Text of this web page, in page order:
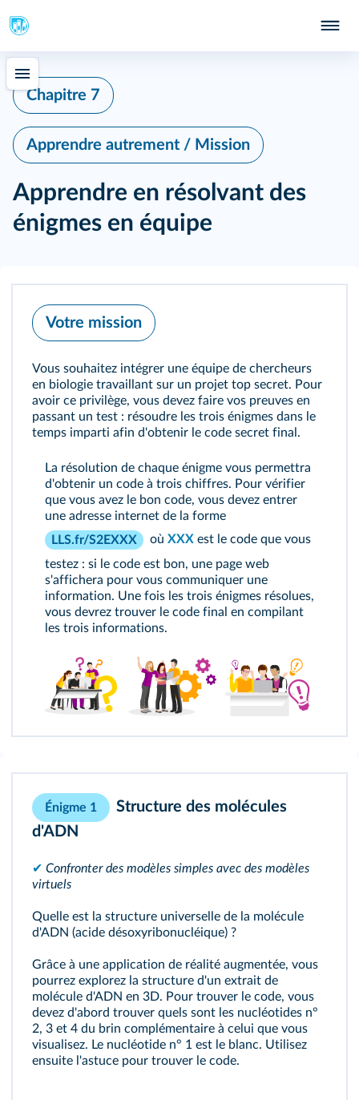
Chapitre 7
Apprendre autrement / Mission
Apprendre en résolvant des
énigmes en équipe
Votre mission
Vous souhaitez intégrer une équipe de chercheurs
en biologie travaillant sur un projet top secret. Pour
avoir ce privilège, vous devez faire vos preuves en
passant un test : résoudre les trois énigmes dans le
temps imparti afin d'obtenir le code secret final.
La résolution de chaque énigme vous permettra
d'obtenir un code à trois chiffres. Pour vérifier
que vous avez le bon code, vous devez entrer
une adresse internet de la forme
LLS.fr/S2EXXX
où XXX est le code que vous
testez : si le code est bon, une page web
s'affichera pour vous communiquer une
information. Une fois les trois énigmes résolues,
vous devrez trouver le code final en compilant
les trois informations.
Énigme 1
Structure des molécules
d'ADN
✔ Confronter des modèles simples avec des modèles
virtuels
Quelle est la structure universelle de la molécule
d'ADN (acide désoxyribonucléique) ?
Grâce à une application de réalité augmentée, vous
pourrez explorez la structure d'un extrait de
molécule d'ADN en 3D. Pour trouver le code, vous
devez d'abord trouver quels sont les nucléotides n°
2, 3 et 4 du brin complémentaire à celui que vous
visualisez. Le nucléotide n° 1 est le blanc. Utilisez
ensuite l'astuce pour trouver le code.